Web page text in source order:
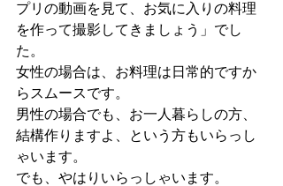
プリの動画を見て、お気に入りの料理
を作って撮影してきましょう」でし
た。
女性の場合は、お料理は日常的ですか
らスムースです。
男性の場合でも、お一人暮らしの方、
結構作りますよ、という方もいらっし
ゃいます。
でも、やはりいらっしゃいます。